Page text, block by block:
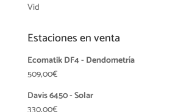
Vid
Estaciones en venta
Ecomatik DF4 - Dendometría
509,00€
Davis 6450 - Solar